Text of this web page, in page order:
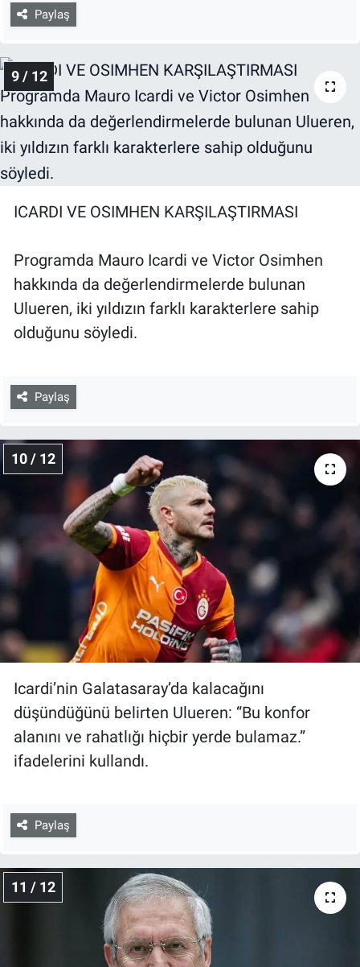
Paylaş
9 / 12
ICARDI VE OSIMHEN KARŞILAŞTIRMASI
Programda Mauro Icardi ve Victor Osimhen
hakkında da değerlendirmelerde bulunan
Ulueren, iki yıldızın farklı karakterlere sahip
olduğunu söyledi.
Paylaş
10 / 12
Icardi’nin Galatasaray’da kalacağını
düşündüğünü belirten Ulueren: “Bu konfor
alanını ve rahatlığı hiçbir yerde bulamaz.”
ifadelerini kullandı.
Paylaş
11 / 12